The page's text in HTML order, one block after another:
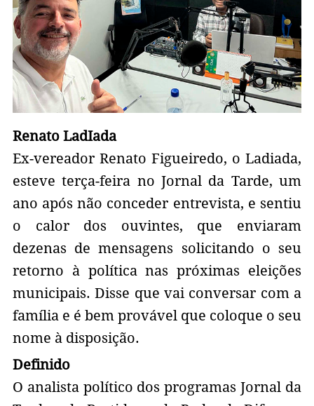
Renato LadIada
Ex-vereador Renato Figueiredo, o Ladiada,
esteve terça-feira no Jornal da Tarde, um
ano após não conceder entrevista, e sentiu
o calor dos ouvintes, que enviaram
dezenas de mensagens solicitando o seu
retorno à política nas próximas eleições
municipais. Disse que vai conversar com a
família e é bem provável que coloque o seu
nome à disposição.
Definido
O analista político dos programas Jornal da